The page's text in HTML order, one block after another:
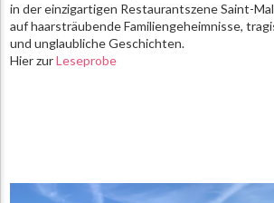
in der einzigartigen Restaurantszene Saint-
auf haarsträubende Familiengeheimnisse,
und unglaubliche Geschichten.
Hier zurLeseprobe